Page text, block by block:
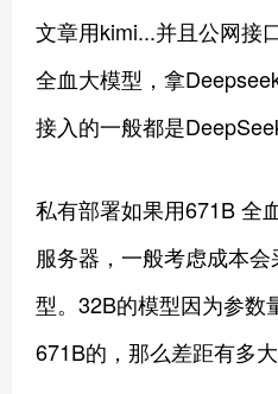
文章用kimi...并且公网接
全血大模型，拿
接入的一般都是
私有部署如果用671B 全
服务器，一般考虑成本
型。32B的模型因为参数
671B的，那么差距有多